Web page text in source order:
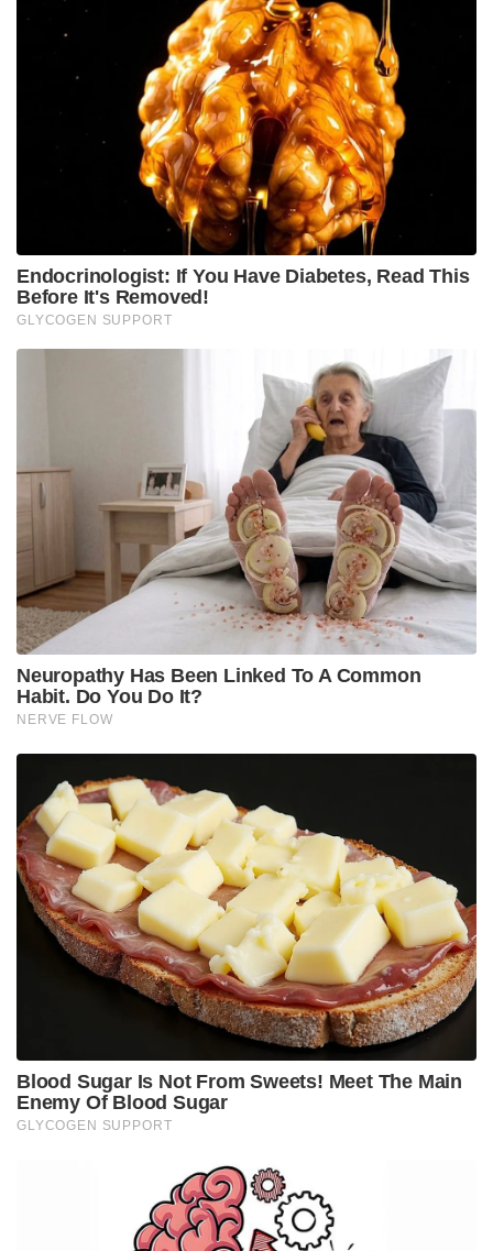
ആയിടെയാണ് . ഇളയിടത്തുനാടും കൊല്ലവുമൊക്കെ
കീഴടക്കി തിരുവിതാംകൂർ ശക്തമാകുന്നത് തങ്ങൾക്ക്
ഭീഷണിയാകുമെന്ന് വാൻ ഇംഹോഫ് കണക്കു കൂട്ടി
.മേറ്റനെപ്പോലെ ഇംഹോഫും കായംകുളത്തെ
ആക്രമിക്കരുതെന്ന് ആവശ്യപ്പെട്ട്
മാർത്താണ്ഡവർമ്മയ്ക്ക് സന്ദേശമയച്ചു . മേറ്റന്
കൊടുത്ത മറുപടി തന്നെ രാജാവ് ആവർത്തിച്ചു.
രാജാവിനെ നേരിട്ട് കണ്ട് ഭീഷണി സ്വരത്തിൽ
സംസാരിക്കാൻ ഇംഹോഫ് തീരുമാനിച്ചു .
കൂടിക്കാഴ്ചയിൽ കാര്യമായ വാദ പ്രതിവാദങ്ങൾ
നടന്നെങ്കിലും തീരുമാനത്തിൽ നിന്ന് അണുവിട
പിന്മാറാൻ മാർത്താണ്ഡവർമ്മ തയ്യാറായില്ല.
തിരുവിതാംകൂറിനെ ആക്രമിച്ചു കീഴടക്കുമെന്ന്
ഇംഹോഫ് രാജാവിനോട് പറഞ്ഞു. അത് താങ്കളുടെ
ഇഷ്ടമെന്നായിരുന്നു മറുപടി . കച്ചവടം നടത്തുന്നത്
പോലെ എളുപ്പമല്ല അതെന്നും അഥവാ
തിരുവിതാംകൂർ തോറ്റാൽ തിരുവിതാംകൂറിലെ
ഏതെങ്കിലും വനത്തിൽ താൻ അഭയം
പ്രാപിച്ചോളാമെന്ന് മാർത്താണ്ഡവർമ്മ പരിഹസിച്ചു .
എവിടെയൊളിച്ചാലും തങ്ങൾ പിടിക്കുമെന്നായി
ഇംഹോഫ് .
തന്റെ നാട് ഡച്ചുകാർ ആക്രമിക്കുകയാണെങ്കിൽ
സകല ശക്തിയും സമാഹരിച്ച് യൂറോപ്പ്
ആക്രമിക്കുമെന്ന് മാർത്താണ്ഡവർമ്മ
സംഭാഷണം അവസാനിപ്പിച്ചു . സിലോണിൽ നിന്ന്
എത്രയും പെട്ടെന്ന് തിരുവിതാംകൂറിനെ
ആക്രമിക്കാനാവശ്യമായ പടയും പടക്കോപ്പും
എത്തിക്കാൻ ഇംഹോഫ് ആവശ്യപ്പെട്ടു.
ഇളയിടത്ത് സ്വരൂപത്തിലെ രാജ്ഞിയെ കൊല്ലത്തെ
ഭരണാധികാരിയായി ഡച്ചുകാർ വാഴിച്ചു.
പ്രതിഫലമായി ചില സ്ഥലങ്ങളും ആനുകൂല്യങ്ങളും
നേടുകയും ചെയ്തു . വിവരങ്ങളറിഞ്ഞ
മാർത്താണ്ഡവർമ്മ യുദ്ധം ആരംഭിക്കാൻ
ആജ്ഞാപിച്ചു. ഡച്ചുകാരുടെ പിന്തുണയുള്ള
സഖ്യസൈന്യത്തെ തിരുവിതാംകൂർ സൈന്യം തച്ചു
തകർത്തു. അനവധി ഡച്ചു ഭടന്മാർ കൊല്ലപ്പെട്ടു .
എതിരാളികൾ ഓട്ടമായതോടെ വിജയോന്മത്തരായ
ഫാക്ടറികളും കോട്ടകളുമൊക്കെ തവിടുപൊടിയാക്കി.
ഡച്ചുകാർ കൊച്ചിയിലേക്ക് പലായനം ചെയ്തു .
തിരുവിതാംകൂർ കായംകുളത്തെ ആക്രമിച്ചു.